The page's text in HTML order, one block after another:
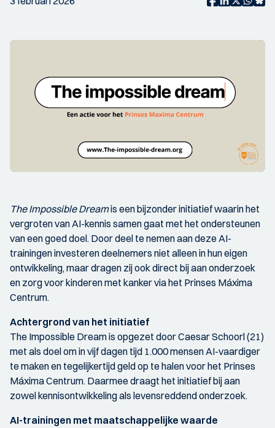
The Impossible Dreamis een bijzonder initiatief waarin het
vergroten van AI-kennis samen gaat met het ondersteunen
van een goed doel. Door deel te nemen aan deze AI-
trainingen investeren deelnemers niet alleen in hun eigen
ontwikkeling, maar dragen zij ook direct bij aan onderzoek
en zorg voor kinderen met kanker via het Prinses Máxima
Centrum.
Achtergrond van het initiatief
The Impossible Dream is opgezet door Caesar Schoorl (21)
met als doel om in vijf dagen tijd 1.000 mensen AI-vaardiger
te maken en tegelijkertijd geld op te halen voor het Prinses
Máxima Centrum. Daarmee draagt het initiatief bij aan
zowel kennisontwikkeling als levensreddend onderzoek.
AI-trainingen met maatschappelijke waarde